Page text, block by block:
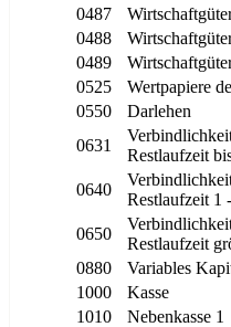
0487
0488
0489
0525
Wertpapiere
0550
Darlehen
0631
Restlaufzeit
0640
Restlaufzeit 1
0650
Restlaufzeit
0880
Variables
1000
Kasse
1010
Nebenkasse 1